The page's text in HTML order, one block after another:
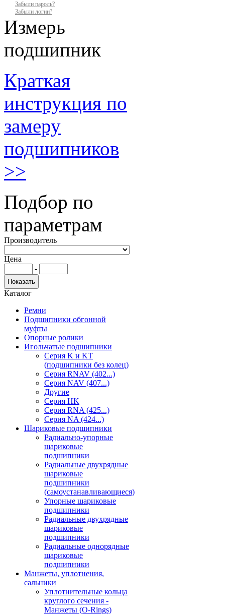
Забыли пароль?
Забыли логин?
Измерь
подшипник
Краткая
инструкция по
замеру
подшипников
>>
Подбор по
параметрам
Производитель
Цена
-
Каталог
Ремни
Подшипники обгонной
муфты
Опорные ролики
Игольчатые подшипники
Серия K и KT
(подшипники без колец)
Серия RNAV (402...)
Серия NAV (407...)
Другие
Серия HK
Серия RNA (425...)
Серия NA (424...)
Шариковые подшипники
Радиально-упорные
шариковые
подшипники
Радиальные двухрядные
шариковые
подшипники
(самоустанавливающиеся)
Упорные шариковые
подшипники
Радиальные двухрядные
шариковые
подшипники
Радиальные однорядные
шариковые
подшипники
Манжеты, уплотнения,
сальники
Уплотнительные кольца
круглого сечения -
Манжеты (O-Rings)